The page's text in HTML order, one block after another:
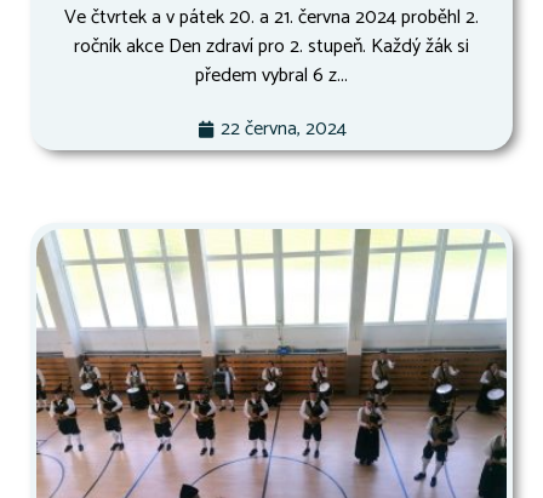
Ve čtvrtek a v pátek 20. a 21. června 2024 proběhl 2.
ročník akce Den zdraví pro 2. stupeň. Každý žák si
předem vybral 6 z...
22 června, 2024